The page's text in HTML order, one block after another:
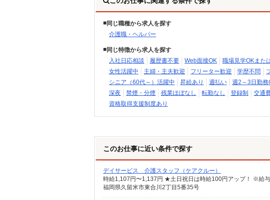
同じ職種から求人を探す
介護職・ヘルパー
同じ特徴から求人を探す
入社日応相談
履歴書不要 Web面接OK 職場見学OKまた
女性活躍中
主婦・主夫歓迎 フリーター歓迎 学歴不問
シニア（60代～）活躍中
昇給あり 週払い 週2～3日勤務
深夜
禁煙・分煙 残業ほぼなし 転勤なし 登録制 交通
資格取得支援制度あり
このお仕事に近い条件で探す
デイサービス 介護スタッフ（ケアクルー）
時給1,107円〜1,137円 ★土日祝日は時給100円アップ！ ※給
福岡県久留米市東合川2丁目5番35号